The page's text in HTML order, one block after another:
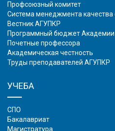
Профсоюзный комитет
Система менеджмента качества
Вестник АГУПКР
Программный бюджет Академии
Почетные профессора
Академическая честность
Труды преподавателей АГУПКР
УЧЕБА
СПО
Бакалавриат
Магистратура